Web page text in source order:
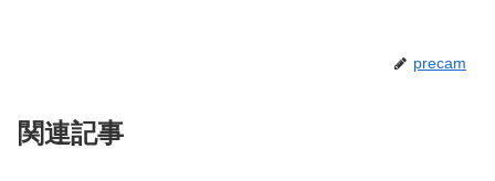
precam
関連記事